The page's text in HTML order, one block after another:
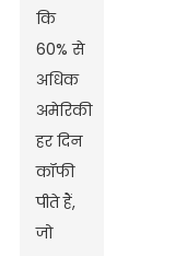
कि
60% से
अधिक
अमेरिकी
हर दिन
कॉफी
पीते हैं,
जो